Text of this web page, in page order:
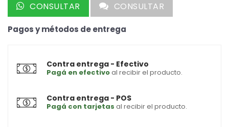
CONSULTAR CONSULTAR
Pagos y métodos de entrega
Contra entrega - Efectivo
Pagá en efectivoal recibir el producto.
Contra entrega - POS
Pagá con tarjetas al recibir el producto.